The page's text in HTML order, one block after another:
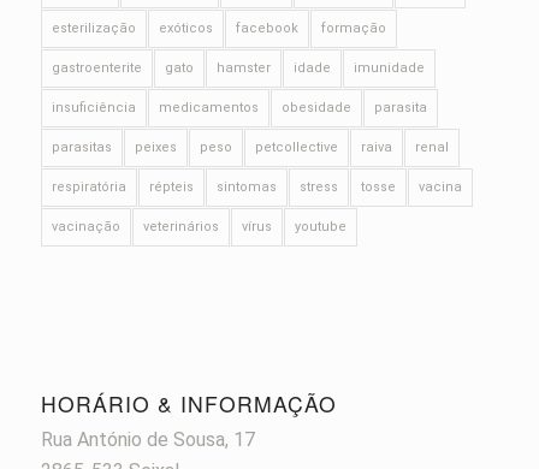
esterilização exóticos facebook formação
gastroenterite gato hamster idade imunidade
insuficiência medicamentos obesidade parasita
parasitas peixes peso petcollective raiva renal
respiratória répteis sintomas stress tosse vacina
vacinação veterinários vírus youtube
HORÁRIO & INFORMAÇÃO
Rua António de Sousa, 17